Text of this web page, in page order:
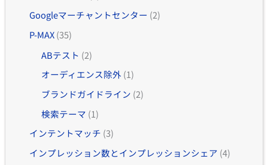
Googleマーチャントセンター (2)
P-MAX(35)
ABテスト (2)
オーディエンス除外 (1)
ブランドガイドライン (2)
検索テーマ (1)
インテントマッチ (3)
インプレッション数とインプレッションシェア (4)